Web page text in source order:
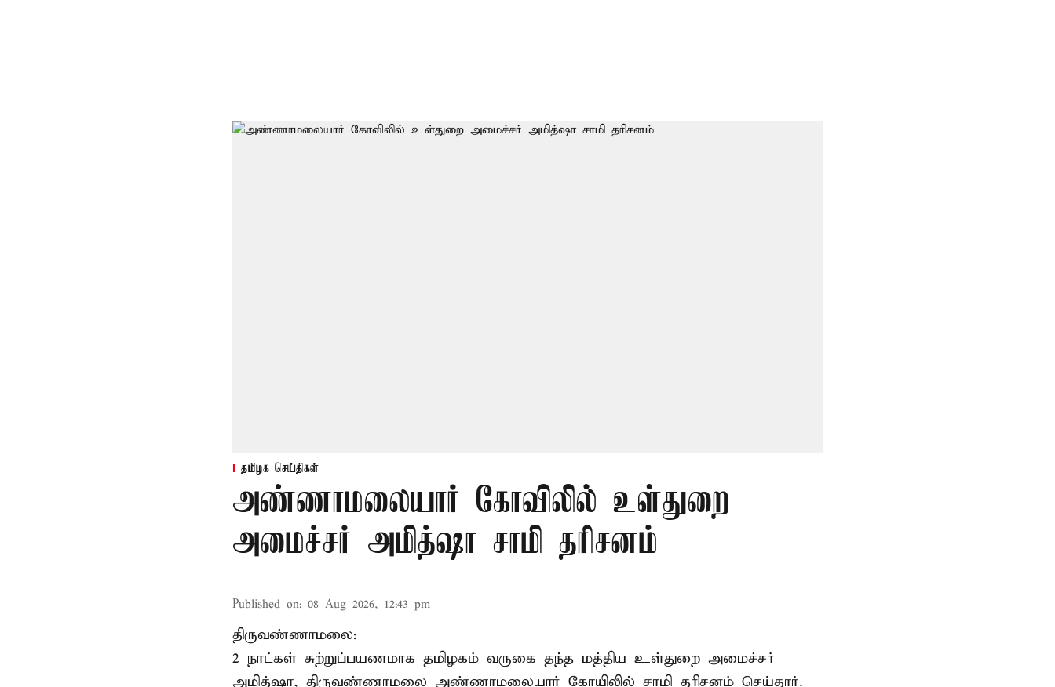
தமிழக செய்திகள்
அண்ணாமலையார் கோவிலில் உள்துறை
அமைச்சர் அமித்ஷா சாமி தரிசனம்
Published on: 08 Aug 2026, 12:43 pm
திருவண்ணாமலை:
2 நாட்கள் சுற்றுப்பயணமாக தமிழகம் வருகை தந்த மத்திய உள்துறை அமைச்சர்
அமித்ஷா, திருவண்ணாமலை அண்ணாமலையார் கோயிலில் சாமி தரிசனம் செய்தார்.